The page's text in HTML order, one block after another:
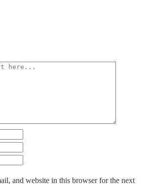
and website in this browser for the next